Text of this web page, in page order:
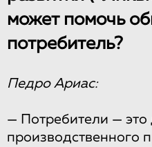
может помочь
потребитель?
Педро Ариас:
— Потребители —
производственного